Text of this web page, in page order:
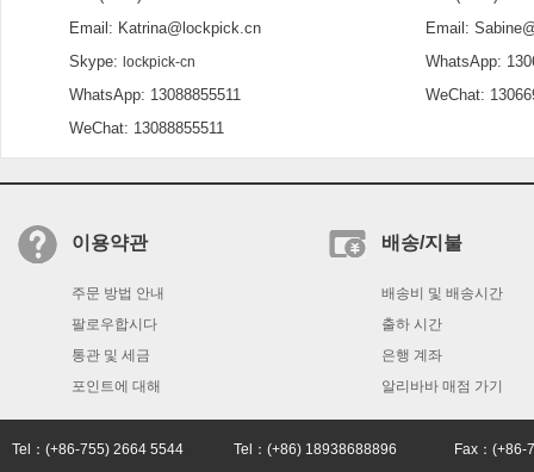
Email: Katrina@lockpick.cn
Skype: lockpick-cn
WhatsApp: 13088855511
WeChat: 13088855511
Email:
WhatsApp:
WeChat:
이용약관
주문 방법 안내
팔로우합시다
통관 및 세금
포인트에 대해
배송/지불
배송비 및 배송시간
출하 시간
은행 계좌
알리바바 매점 가기
Tel：(+86-755) 2664 5544 Tel：(+86) 18938688896 Fax：(+86-755)